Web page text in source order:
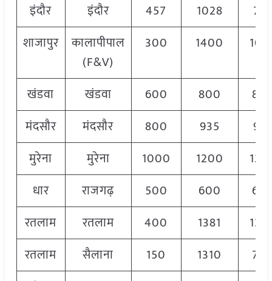
इंदौर
इंदौर 457 1028
शाजापुर
कालापीपाल
(F&V)
300 1400
खंडवा खंडवा 600 800
मंदसौर
मंदसौर 800 935
मुरेना
मुरेना 1000 1200
धार
राजगढ़ 500 600
रतलाम
रतलाम 400 1381
रतलाम
सैलाना 150 1310